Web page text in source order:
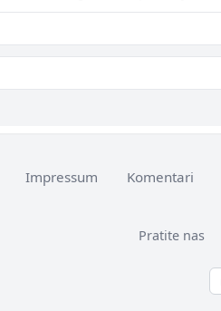
Impressum Komentari
Pratite nas